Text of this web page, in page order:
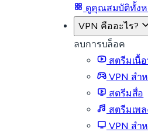
ดูคุณสมบัติทั้ง
VPN คืออะไร?
ลบการบล็อค
สตรีมเนื้
VPN สำ
สตรีมสื่อ
สตรีมเพล
VPN สำ